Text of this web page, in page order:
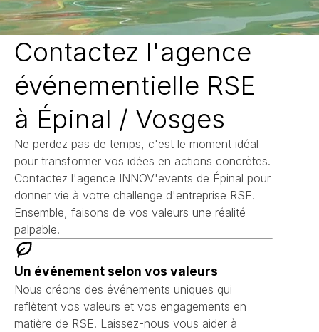
Contactez l'agence
événementielle RSE
à Épinal / Vosges
Ne perdez pas de temps, c'est le moment idéal
pour transformer vos idées en actions concrètes.
Contactez l'agence INNOV'events de Épinal pour
donner vie à votre challenge d'entreprise RSE.
Ensemble, faisons de vos valeurs une réalité
palpable.
Un événement selon vos valeurs
Nous créons des événements uniques qui
reflètent vos valeurs et vos engagements en
matière de RSE. Laissez-nous vous aider à